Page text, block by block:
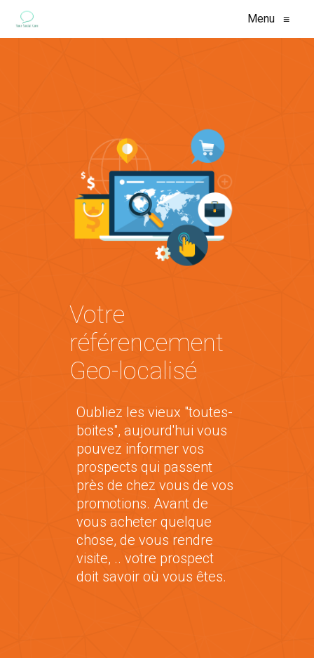
Menu ≡
Votre
référencement
Geo-localisé
Oubliez les vieux "toutes-
boites", aujourd'hui vous
pouvez informer vos
prospects qui passent
près de chez vous de vos
promotions. Avant de
vous acheter quelque
chose, de vous rendre
visite, .. votre prospect
doit savoir où vous êtes.